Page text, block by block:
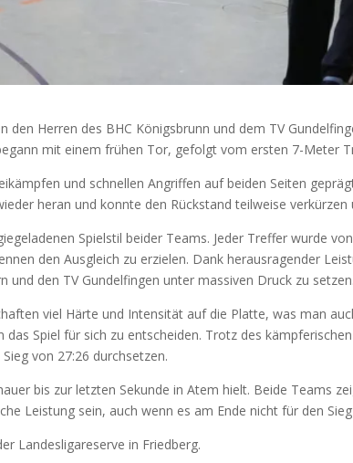
den Herren des BHC Königsbrunn und dem TV
mit einem frühen Tor, gefolgt vom ersten 7-Meter
und schnellen Angriffen auf beiden Seiten
heran und konnte den Rückstand teilweise verkürzen
Spielstil beider Teams. Jeder Treffer wurde
den Ausgleich zu erzielen. Dank herausragender
und den TV Gundelfingen unter massiven Druck zu setzen.
viel Härte und Intensität auf die Platte, was man
Spiel für sich zu entscheiden. Trotz des
von 27:26 durchsetzen.
bis zur letzten Sekunde in Atem hielt. Beide Teams
Leistung sein, auch wenn es am Ende nicht für den
Landesligareserve in Friedberg.